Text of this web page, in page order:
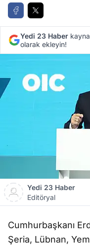
Yedi 23 Haber
olarak ekleyin!
Yedi 23 Haber
Editöryal
Cumhurbaşkanı
Şeria, Lübnan,